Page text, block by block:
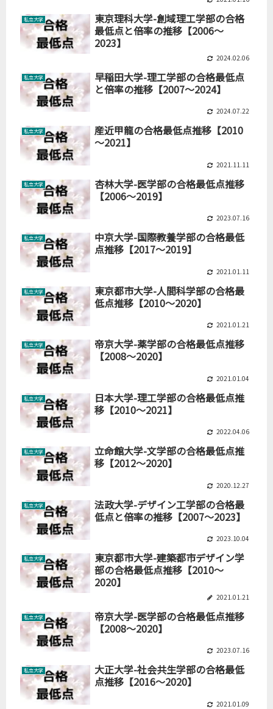
私立大学
東京理科大学-創域理工学部の合格
最低点と倍率の推移【2006～
2023】
2024.02.06
私立大学
早稲田大学-理工学部の合格最低点
と倍率の推移【2007～2024】
2024.07.22
私立大学
産近甲龍の合格最低点推移【2010
～2021】
2021.11.11
私立大学
杏林大学-医学部の合格最低点推移
【2006～2019】
2023.07.16
私立大学
中京大学-国際教養学部の合格最低
点推移【2017～2019】
2021.01.11
私立大学
東京都市大学-人間科学部の合格最
低点推移【2010～2020】
2021.01.21
私立大学
帝京大学-薬学部の合格最低点推移
【2008～2020】
2021.01.04
私立大学
日本大学-理工学部の合格最低点推
移【2010～2021】
2022.04.06
私立大学
立命館大学-文学部の合格最低点推
移【2012～2020】
2020.12.27
私立大学
法政大学-デザイン工学部の合格最
低点と倍率の推移【2007～2023】
2023.10.04
私立大学
東京都市大学-建築都市デザイン学
部の合格最低点推移【2010～
2020】
2021.01.21
私立大学
帝京大学-医学部の合格最低点推移
【2008～2020】
2023.07.16
私立大学
大正大学-社会共生学部の合格最低
点推移【2016～2020】
2021.01.09